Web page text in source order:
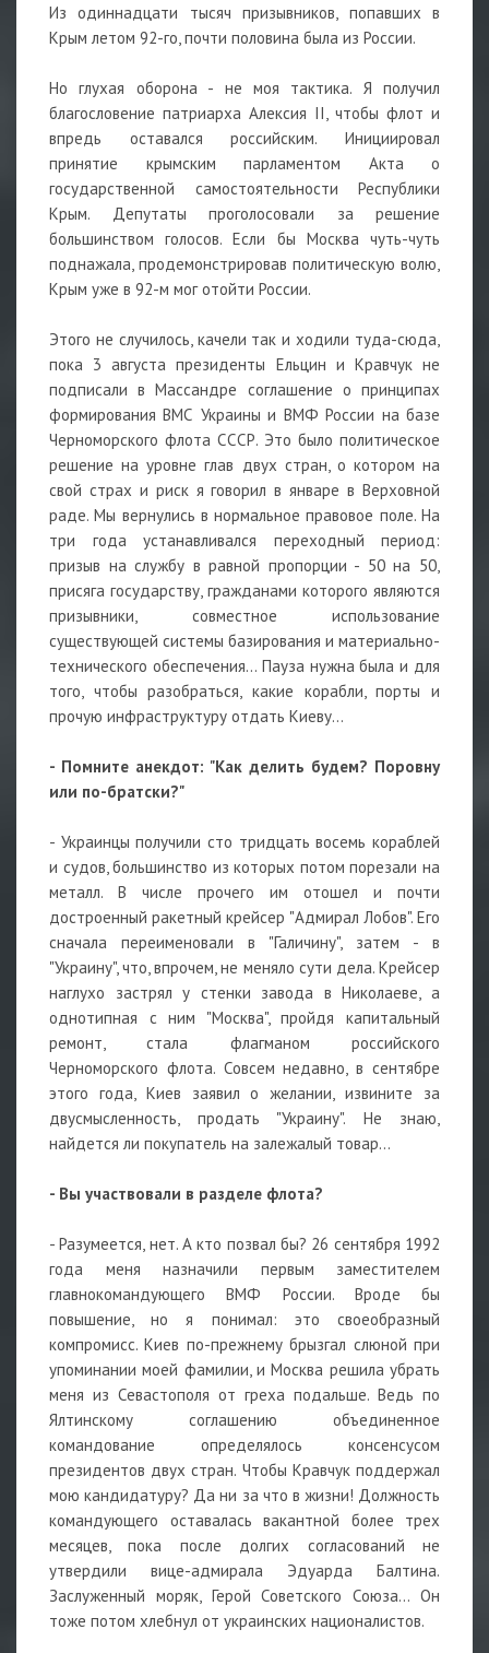
Из одиннадцати тысяч призывников, попавших в
Крым летом 92-го, почти половина была из России.
Но глухая оборона - не моя тактика. Я получил
благословение патриарха Алексия II, чтобы флот и
впредь оставался российским. Инициировал
принятие крымским парламентом Акта о
государственной самостоятельности Республики
Крым. Депутаты проголосовали за решение
большинством голосов. Если бы Москва чуть-чуть
поднажала, продемонстрировав политическую волю,
Крым уже в 92-м мог отойти России.
Этого не случилось, качели так и ходили туда-сюда,
пока 3 августа президенты Ельцин и Кравчук не
подписали в Массандре соглашение о принципах
формирования ВМС Украины и ВМФ России на базе
Черноморского флота СССР. Это было политическое
решение на уровне глав двух стран, о котором на
свой страх и риск я говорил в январе в Верховной
раде. Мы вернулись в нормальное правовое поле. На
три года устанавливался переходный период:
призыв на службу в равной пропорции - 50 на 50,
присяга государству, гражданами которого являются
призывники, совместное использование
существующей системы базирования и материально-
технического обеспечения... Пауза нужна была и для
того, чтобы разобраться, какие корабли, порты и
прочую инфраструктуру отдать Киеву...
- Помните анекдот: "Как делить будем? Поровну
или по-братски?"
- Украинцы получили сто тридцать восемь кораблей
и судов, большинство из которых потом порезали на
металл. В числе прочего им отошел и почти
достроенный ракетный крейсер "Адмирал Лобов". Его
сначала переименовали в "Галичину", затем - в
"Украину", что, впрочем, не меняло сути дела. Крейсер
наглухо застрял у стенки завода в Николаеве, а
однотипная с ним "Москва", пройдя капитальный
ремонт, стала флагманом российского
Черноморского флота. Совсем недавно, в сентябре
этого года, Киев заявил о желании, извините за
двусмысленность, продать "Украину". Не знаю,
найдется ли покупатель на залежалый товар...
- Вы участвовали в разделе флота?
- Разумеется, нет. А кто позвал бы? 26 сентября 1992
года меня назначили первым заместителем
главнокомандующего ВМФ России. Вроде бы
повышение, но я понимал: это своеобразный
компромисс. Киев по-прежнему брызгал слюной при
упоминании моей фамилии, и Москва решила убрать
меня из Севастополя от греха подальше. Ведь по
Ялтинскому соглашению объединенное
командование определялось консенсусом
президентов двух стран. Чтобы Кравчук поддержал
мою кандидатуру? Да ни за что в жизни! Должность
командующего оставалась вакантной более трех
месяцев, пока после долгих согласований не
утвердили вице-адмирала Эдуарда Балтина.
Заслуженный моряк, Герой Советского Союза... Он
тоже потом хлебнул от украинских националистов.